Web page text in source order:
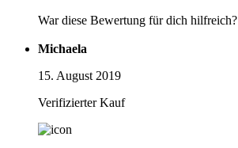
War diese Bewertung für dich hilfreich?
Michaela
15. August 2019
Verifizierter Kauf